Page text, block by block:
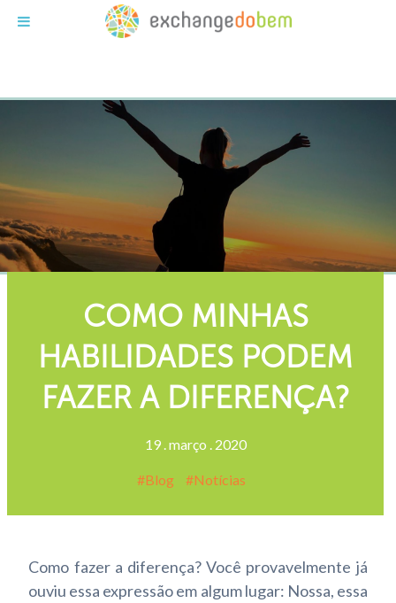
COMO MINHAS
HABILIDADES PODEM
FAZER A DIFERENÇA?
19 .março . 2020
Blog Notícias
Como fazer a diferença? Você provavelmente já
ouviu essa expressão em algum lugar: Nossa, essa
Exchange do Bem